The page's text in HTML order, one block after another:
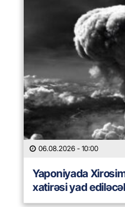
06.08.2026 - 10:00
Yaponiyada
xatirəsi yad